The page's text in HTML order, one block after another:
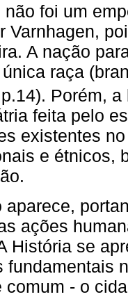
não foi um
Varnhagen,
A nação
raça
Porém,
feita pelo
existentes
e étnicos,
aparece,
ações
História se
fundamentais
comum - o